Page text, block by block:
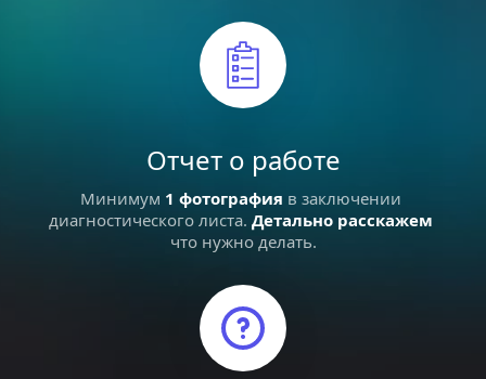
Отчет о работе
Минимум 1 фотография в заключении
диагностического листа. Детально расскажем
что нужно делать.